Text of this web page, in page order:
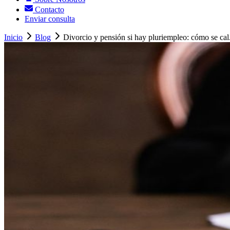
Contacto
Enviar consulta
Inicio Blog Divorcio y pensión si hay pluriempleo: cómo se